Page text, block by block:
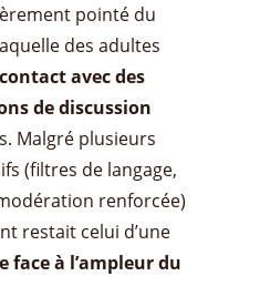
pointé du
des adultes
contact avec des
de discussion
Malgré plusieurs
(filtres de langage,
renforcée)
restait celui d’une
face à l’ampleur du